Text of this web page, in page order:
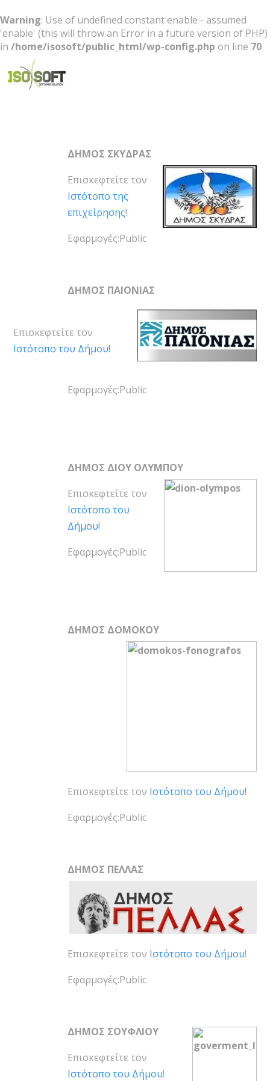
Warning: Use of undefined constant enable - assumed
'enable' (this will throw an Error in a future version of PHP)
in /home/isosoft/public_html/wp-config.php on line 70
ΔΗΜΟΣ ΣΚΥΔΡΑΣ
Επισκεφτείτε τον
Ιστότοπο της
επιχείρησης!
Εφαρμογές:Public
ΔΗΜΟΣ ΠΑΙΟΝΙΑΣ
Επισκεφτείτε τον
Ιστότοπο του Δήμου!
Εφαρμογές:Public
ΔΗΜΟΣ ΔΙΟΥ ΟΛΥΜΠΟΥ
Επισκεφτείτε τον
Ιστότοπο του
Δήμου!
Εφαρμογές:Public
ΔΗΜΟΣ ΔΟΜΟΚΟΥ
Επισκεφτείτε τον Ιστότοπο του Δήμου!
Εφαρμογές:Public
ΔΗΜΟΣ ΠΕΛΛΑΣ
Επισκεφτείτε τον Ιστότοπο του Δήμου!
Εφαρμογές:Public
ΔΗΜΟΣ ΣΟΥΦΛΙΟΥ
Επισκεφτείτε τον
Ιστότοπο του Δήμου!